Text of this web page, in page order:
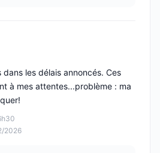
2026
les délais annoncés. Ces
à mes attentes...problème : ma